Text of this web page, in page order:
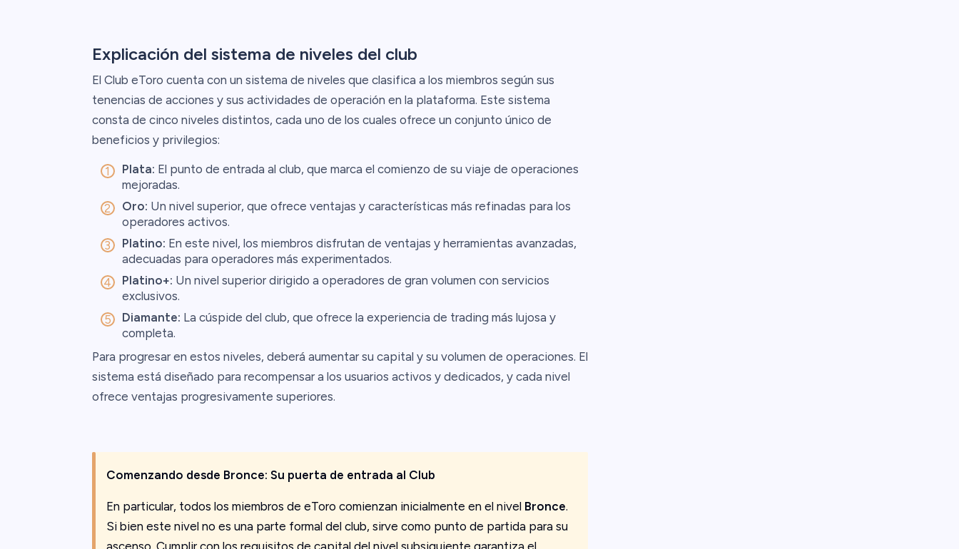
Explicación del sistema de niveles del club
El Club eToro cuenta con un sistema de niveles que clasifica a los miembros según sus
tenencias de acciones y sus actividades de operación en la plataforma. Este sistema
consta de cinco niveles distintos, cada uno de los cuales ofrece un conjunto único de
beneficios y privilegios:
Plata: El punto de entrada al club, que marca el comienzo de su viaje de operaciones
mejoradas.
Oro: Un nivel superior, que ofrece ventajas y características más refinadas para los
operadores activos.
Platino: En este nivel, los miembros disfrutan de ventajas y herramientas avanzadas,
adecuadas para operadores más experimentados.
Platino+: Un nivel superior dirigido a operadores de gran volumen con servicios
exclusivos.
Diamante: La cúspide del club, que ofrece la experiencia de trading más lujosa y
completa.
Para progresar en estos niveles, deberá aumentar su capital y su volumen de operaciones. El
sistema está diseñado para recompensar a los usuarios activos y dedicados, y cada nivel
ofrece ventajas progresivamente superiores.
Comenzando desde Bronce: Su puerta de entrada al Club
En particular, todos los miembros de eToro comienzan inicialmente en el nivel Bronce.
Si bien este nivel no es una parte formal del club, sirve como punto de partida para su